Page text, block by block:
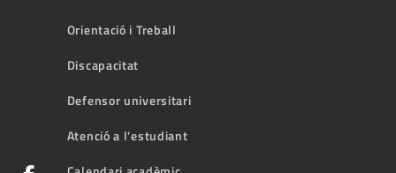
Orientació i Treball
Discapacitat
Defensor universitari
Atenció a l'estudiant